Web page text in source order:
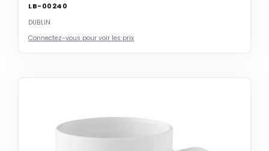
LB-00240
DUBLIN
Connectez-vous pour voir les prix